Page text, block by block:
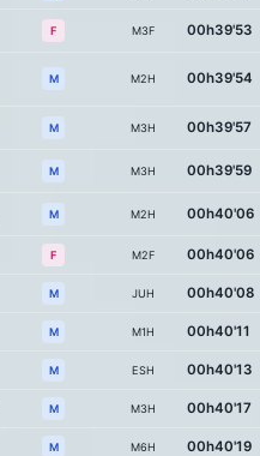
F M3F 00h39'53
M M2H 00h39'54
M M3H 00h39'57
M M3H 00h39'59
M M2H 00h40'06
F M2F 00h40'06
M JUH 00h40'08
M M1H 00h40'11
M ESH 00h40'13
M M3H 00h40'17
M M6H 00h40'19